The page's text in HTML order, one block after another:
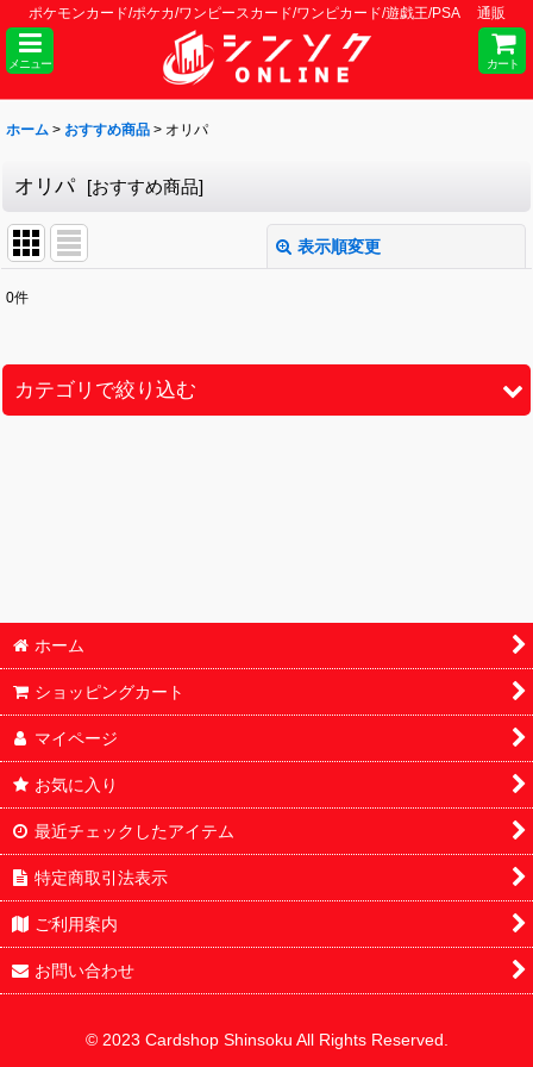
ポケモンカード/ポケカ/ワンピースカード/ワンピカード/遊戯王/PSA 通販
メニュー カート
ホーム > おすすめ商品 > オリパ
オリパ [おすすめ商品]
表示順変更
並び順
0件
カテゴリで絞り込む
オリパ
サプライ
デッキ販売
ホーム
ショッピングカート
マイページ
お気に入り
最近チェックしたアイテム
特定商取引法表示
ご利用案内
お問い合わせ
© 2023 Cardshop Shinsoku All Rights Reserved.